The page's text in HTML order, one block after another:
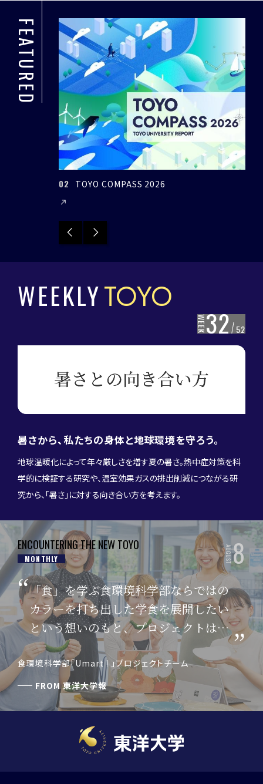
FEATURED
02 TOYO COMPASS 2026
Previous
Next
WEEKLYTOYO
WEEK32 52
暑さから、私たちの身体と地球環境を守ろう。
地球温暖化によって年々厳しさを増す夏の暑さ。熱中症対策を科
学的に検証する研究や、温室効果ガスの排出削減につながる研
究から、「暑さ」に対する向き合い方を考えます。
ENCOUNTERING THE NEW TOYO
MONTHLY AUGUST8
「食」を学ぶ食環境科学部ならではの
カラーを打ち出した学食を展開したい
という想いのもと、プロジェクトはス
タートしました。
食環境科学部「Umart ! 」プロジェクトチーム
FROM東洋大学報